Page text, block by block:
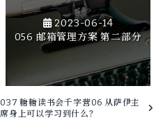
2023-06-14
056 邮箱管理方案 第二部分
037 糖糖读书会千字营06 从萨伊主
席身上可以学习到什么？